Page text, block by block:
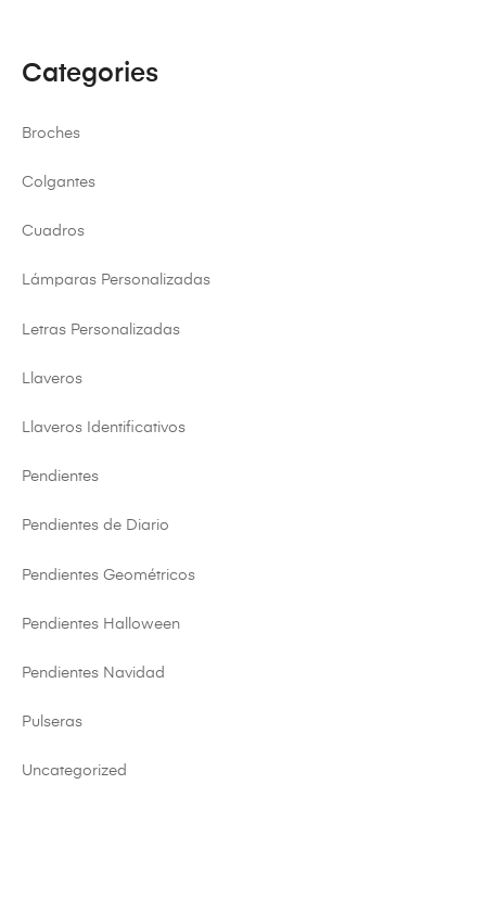
Categories
Broches
Colgantes
Cuadros
Lámparas Personalizadas
Letras Personalizadas
Llaveros
Llaveros Identificativos
Pendientes
Pendientes de Diario
Pendientes Geométricos
Pendientes Halloween
Pendientes Navidad
Pulseras
Uncategorized